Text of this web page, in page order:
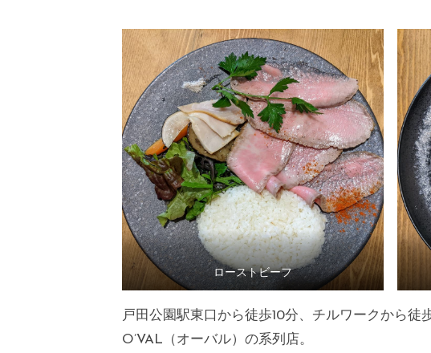
フ
ェ
「
チ
ル
ワ
ー
ク
」
ローストビーフ
戸田公園駅東口から徒歩10分、チルワークから徒
O’VAL（オーバル）の系列店。